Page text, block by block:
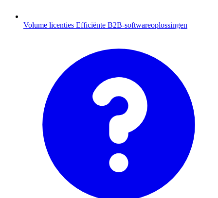
Volume licenties Efficiënte B2B-softwareoplossingen